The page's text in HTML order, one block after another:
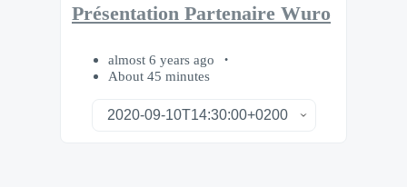
Présentation Partenaire Wuro
almost 6 years ago
About 45 minutes